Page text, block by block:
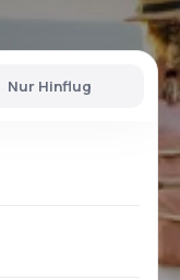
Nur Hinflug